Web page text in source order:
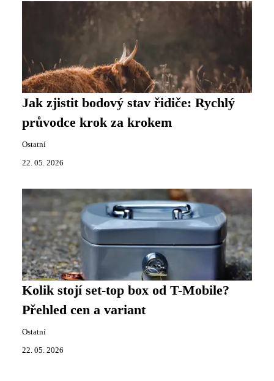
Jak zjistit bodový stav řidiče: Rychlý
průvodce krok za krokem
Ostatní
22. 05. 2026
Kolik stojí set-top box od T-Mobile?
Přehled cen a variant
Ostatní
22. 05. 2026